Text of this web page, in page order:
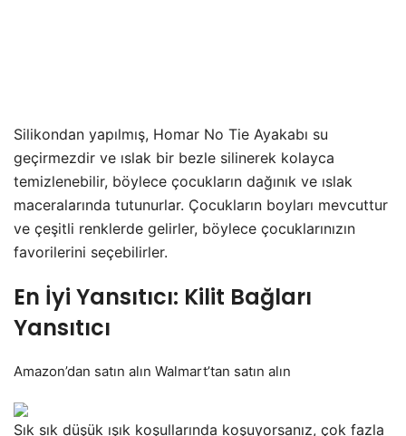
Silikondan yapılmış, Homar No Tie Ayakabı su
geçirmezdir ve ıslak bir bezle silinerek kolayca
temizlenebilir, böylece çocukların dağınık ve ıslak
maceralarında tutunurlar. Çocukların boyları mevcuttur
ve çeşitli renklerde gelirler, böylece çocuklarınızın
favorilerini seçebilirler.
En İyi Yansıtıcı: Kilit Bağları
Yansıtıcı
Amazon’dan satın alın Walmart’tan satın alın
Sık sık düşük ışık koşullarında koşuyorsanız, çok fazla